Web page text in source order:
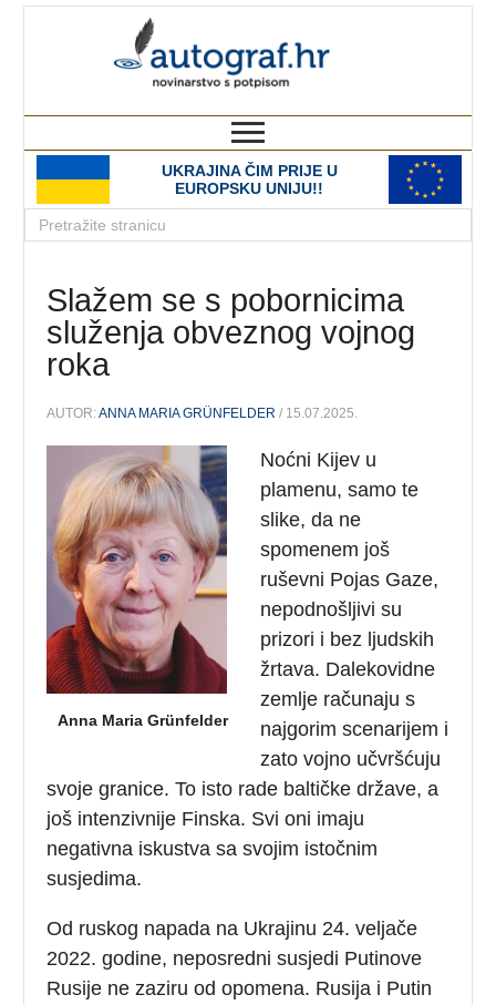
UKRAJINA ČIM PRIJE U
EUROPSKU UNIJU!!
Slažem se s pobornicima
služenja obveznog vojnog
roka
AUTOR:ANNA MARIA GRÜNFELDER / 15.07.2025.
Anna Maria Grünfelder
Noćni Kijev u
plamenu, samo te
slike, da ne
spomenem još
ruševni Pojas Gaze,
nepodnošljivi su
prizori i bez ljudskih
žrtava. Dalekovidne
zemlje računaju s
najgorim scenarijem i
zato vojno učvršćuju
svoje granice. To isto rade baltičke države, a
još intenzivnije Finska. Svi oni imaju
negativna iskustva sa svojim istočnim
susjedima.
Od ruskog napada na Ukrajinu 24. veljače
2022. godine, neposredni susjedi Putinove
Rusije ne zaziru od opomena. Rusija i Putin